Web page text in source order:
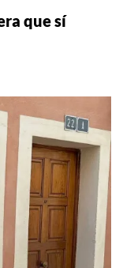
que sí